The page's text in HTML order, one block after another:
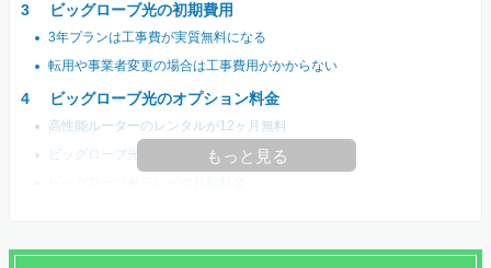
ビッグローブ光の初期費用
3年プランは工事費が実質無料になる
転用や事業者変更の場合は工事費用がかからない
ビッグローブ光のオプション料金
高性能ルーターのレンタルが12ヶ月無料
ビッグローブ光電話の月額料金もっと見る